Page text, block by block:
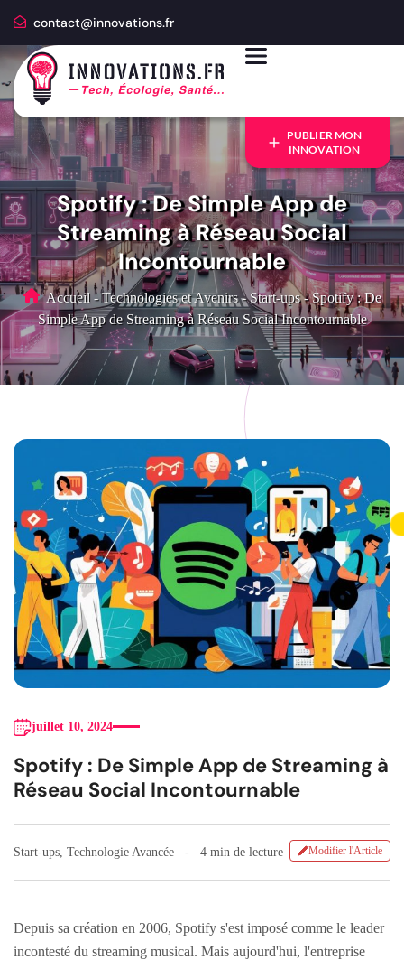
contact@innovations.fr
PUBLIER MON
INNOVATION
Spotify : De Simple App de
Streaming à Réseau Social
Incontournable
Accueil - Technologies et Avenirs - Start-ups - Spotify : De
Simple App de Streaming à Réseau Social Incontournable
juillet 10, 2024
Spotify : De Simple App de Streaming à
Réseau Social Incontournable
Start-ups Technologie Avancée 4 min de lecture Modifier l'Article
Depuis sa création en 2006, Spotify s'est imposé comme le leader
incontesté du streaming musical. Mais aujourd'hui, l'entreprise